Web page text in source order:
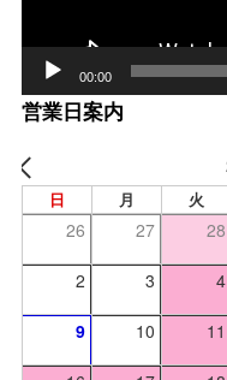
00:00
営業日案内
日 月 火
26 27 28
2 3 4
9 10 11